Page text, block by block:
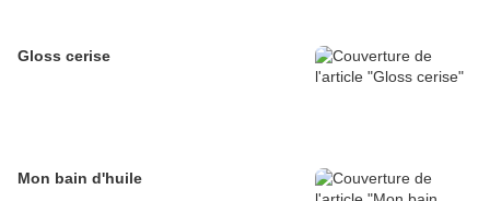
Gloss cerise
Mon bain d'huile